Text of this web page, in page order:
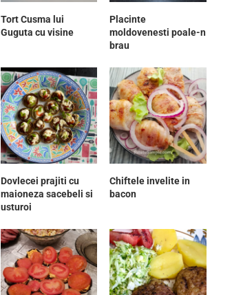
Tort Cusma lui
Guguta cu visine
Placinte
moldovenesti poale-n
brau
Dovlecei prajiti cu
maioneza sacebeli si
usturoi
Chiftele invelite in
bacon